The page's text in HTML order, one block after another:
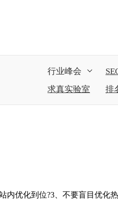
行业峰会
求真实验室
排
优化到位?3、不要盲目优化